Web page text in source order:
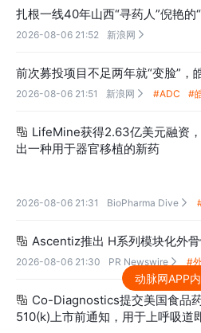
扎根一线40年山西“寻药人”倪艳的
2026-08-06 21:52 新浪网 
前次募投项目不足两年就“变脸”，
2026-08-06 21:51 新浪网  #ADC #
 LifeMine获得2.63亿美元融资
出一种用于器官移植的新药
2026-08-06 21:31 BioPharma Dive 
 Ascentiz推出 H系列模块化外
2026-08-06 21:30 PR Newswire  #
 Co-Diagnostics提交美国食品
510(k)上市前通知，用于上呼吸道
动脉网APP